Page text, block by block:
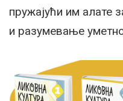
пружајући им алате
и разумевање